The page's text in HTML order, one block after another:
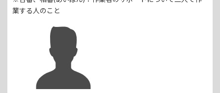
業する人のこと